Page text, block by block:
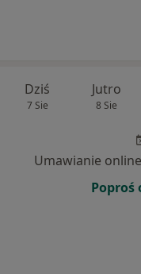
Dziś
7 Sie
Jutro
8 Sie
Umawianie
Poproś